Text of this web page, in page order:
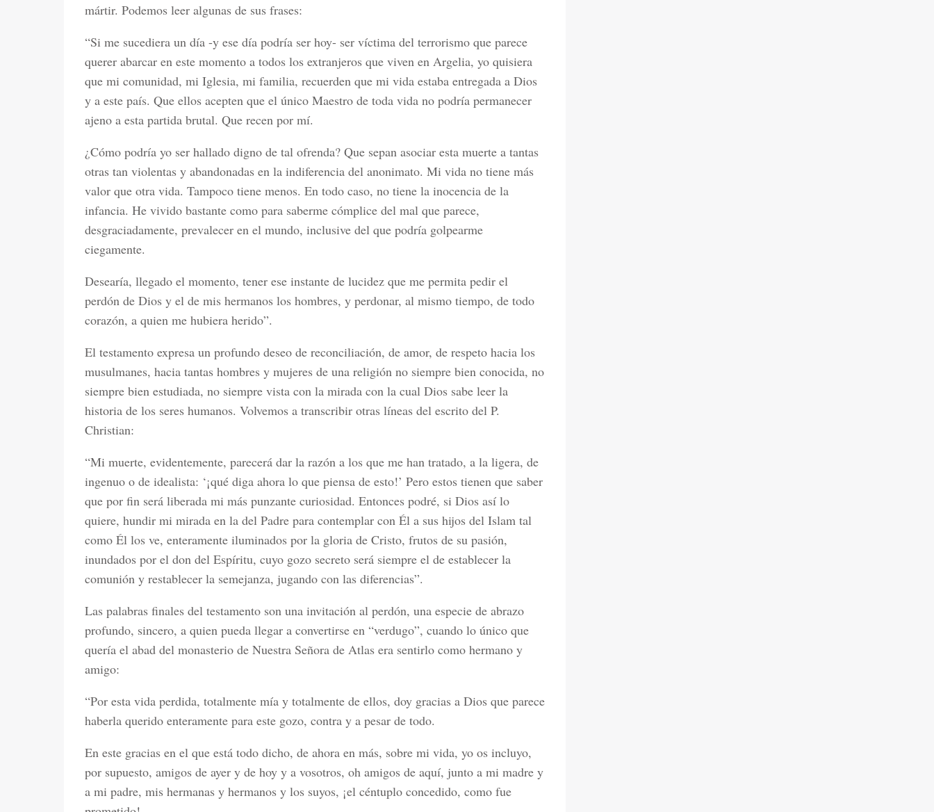
mártir. Podemos leer algunas de sus frases:
“Si me sucediera un día -y ese día podría ser hoy- ser víctima del terrorismo que parece
querer abarcar en este momento a todos los extranjeros que viven en Argelia, yo quisiera
que mi comunidad, mi Iglesia, mi familia, recuerden que mi vida estaba entregada a Dios
y a este país. Que ellos acepten que el único Maestro de toda vida no podría permanecer
ajeno a esta partida brutal. Que recen por mí.
¿Cómo podría yo ser hallado digno de tal ofrenda? Que sepan asociar esta muerte a tantas
otras tan violentas y abandonadas en la indiferencia del anonimato. Mi vida no tiene más
valor que otra vida. Tampoco tiene menos. En todo caso, no tiene la inocencia de la
infancia. He vivido bastante como para saberme cómplice del mal que parece,
desgraciadamente, prevalecer en el mundo, inclusive del que podría golpearme
ciegamente.
Desearía, llegado el momento, tener ese instante de lucidez que me permita pedir el
perdón de Dios y el de mis hermanos los hombres, y perdonar, al mismo tiempo, de todo
corazón, a quien me hubiera herido”.
El testamento expresa un profundo deseo de reconciliación, de amor, de respeto hacia los
musulmanes, hacia tantas hombres y mujeres de una religión no siempre bien conocida, no
siempre bien estudiada, no siempre vista con la mirada con la cual Dios sabe leer la
historia de los seres humanos. Volvemos a transcribir otras líneas del escrito del P.
Christian:
“Mi muerte, evidentemente, parecerá dar la razón a los que me han tratado, a la ligera, de
ingenuo o de idealista: ‘¡qué diga ahora lo que piensa de esto!’ Pero estos tienen que saber
que por fin será liberada mi más punzante curiosidad. Entonces podré, si Dios así lo
quiere, hundir mi mirada en la del Padre para contemplar con Él a sus hijos del Islam tal
como Él los ve, enteramente iluminados por la gloria de Cristo, frutos de su pasión,
inundados por el don del Espíritu, cuyo gozo secreto será siempre el de establecer la
comunión y restablecer la semejanza, jugando con las diferencias”.
Las palabras finales del testamento son una invitación al perdón, una especie de abrazo
profundo, sincero, a quien pueda llegar a convertirse en “verdugo”, cuando lo único que
quería el abad del monasterio de Nuestra Señora de Atlas era sentirlo como hermano y
amigo:
“Por esta vida perdida, totalmente mía y totalmente de ellos, doy gracias a Dios que parece
haberla querido enteramente para este gozo, contra y a pesar de todo.
En este gracias en el que está todo dicho, de ahora en más, sobre mi vida, yo os incluyo,
por supuesto, amigos de ayer y de hoy y a vosotros, oh amigos de aquí, junto a mi madre y
a mi padre, mis hermanas y hermanos y los suyos, ¡el céntuplo concedido, como fue